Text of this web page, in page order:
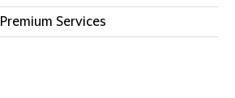
Premium Services